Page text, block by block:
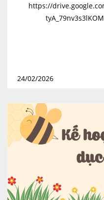
https://
24/02/2026